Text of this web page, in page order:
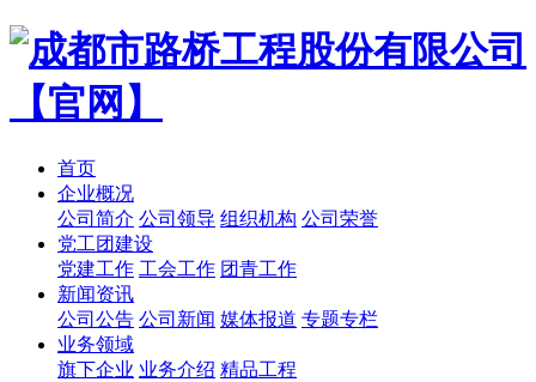
首页
企业概况
公司简介 公司领导 组织机构 公司荣誉
党工团建设
党建工作 工会工作 团青工作
新闻资讯
公司公告 公司新闻 媒体报道 专题专栏
业务领域
旗下企业 业务介绍 精品工程